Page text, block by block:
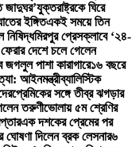
যুক্তরাষ্ট্রকে ঘিরে
ইঙ্গিতএকই সময়ে তিন
নিষিদ্ধমিরপুর প্রেসক্লাবে ‘২৪-
ফেরার দেশে চলে গেলেন
জগলুল পাশা কারাগারে১৬ বছরে
আইনমন্ত্রীব্যালিস্টিক
প্রেমিকের সঙ্গে তীব্র ঝগড়ার
তরুণীভোলায় ৫ম শ্রেণির
এক দশকের প্রেমের পর
ঘোষণা দিলেন ব্রক লেসনার৬